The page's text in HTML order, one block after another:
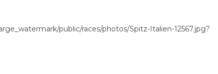
public/races/photos/Spitz-Italien-12567.jpg?